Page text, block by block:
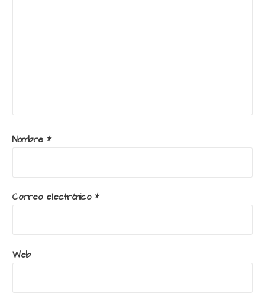
Nombre *
Correo electrónico *
Web